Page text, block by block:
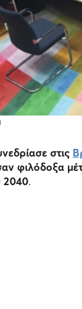
στις
φιλόδοξα
2040.